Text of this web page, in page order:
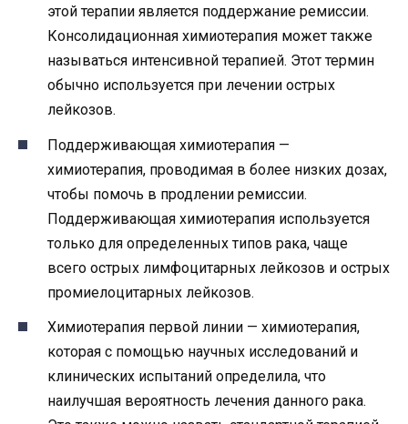
этой терапии является поддержание ремиссии.
Консолидационная химиотерапия может также
называться интенсивной терапией. Этот термин
обычно используется при лечении острых
лейкозов.
Поддерживающая химиотерапия —
химиотерапия, проводимая в более низких дозах,
чтобы помочь в продлении ремиссии.
Поддерживающая химиотерапия используется
только для определенных типов рака, чаще
всего острых лимфоцитарных лейкозов и острых
промиелоцитарных лейкозов.
Химиотерапия первой линии — химиотерапия,
которая с помощью научных исследований и
клинических испытаний определила, что
наилучшая вероятность лечения данного рака.